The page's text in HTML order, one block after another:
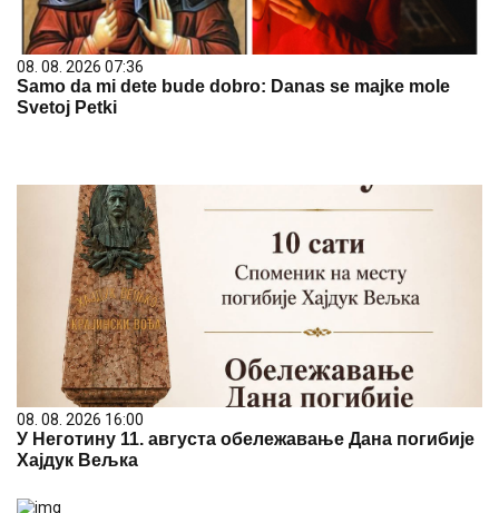
08. 08. 2026 07:36
Samo da mi dete bude dobro: Danas se majke mole
Svetoj Petki
08. 08. 2026 16:00
У Неготину 11. августа обележавање Дана погибије
Хајдук Вељка